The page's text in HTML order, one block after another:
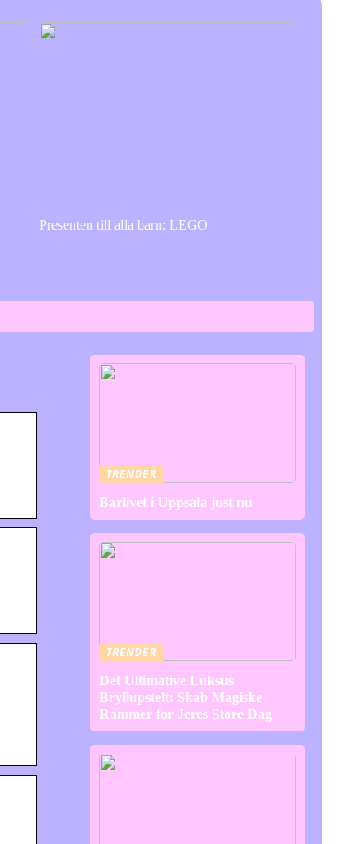
Presenten till alla barn: LEGO
TRENDER
Barlivet i Uppsala just nu
TRENDER
Det Ultimative Luksus
Bryllupstelt: Skab Magiske
Rammer for Jeres Store Dag